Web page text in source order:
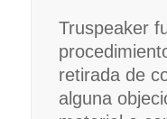
Truspeaker
retirada de
alguna